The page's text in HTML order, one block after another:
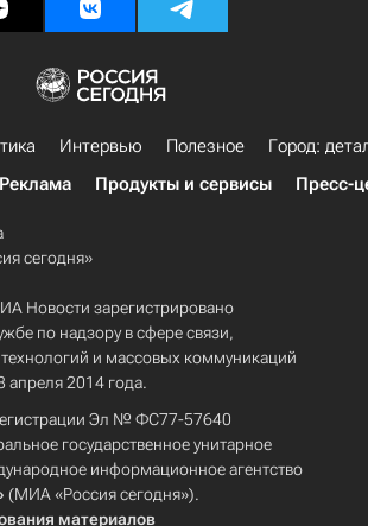
Интервью Полезное
Город:
Реклама Продукты и сервисы Пресс-
сегодня»
Новости зарегистрировано
по надзору в сфере связи,
и массовых коммуникаций
2014 года.
Эл № ФС77-57640
государственное унитарное
информационное агентство
(МИА «Россия сегодня»).
материалов